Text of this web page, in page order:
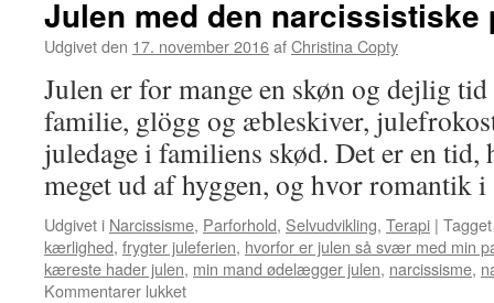
igen?
Julen med den narcissistiske
Udgivet den 17. november 2016afChristina Copty
Julen er for mange en skøn og dejlig
familie, glögg og æbleskiver,
juledage i familiens skød. Det er en tid,
meget ud af hyggen, og hvor
Udgivet i Narcissisme, Parforhold, Selvudvikling, Terapi | Tagget
kærlighed, frygter juleferien, hvorfor er julen så svær med min
kæreste hader julen, min mand ødelægger julen, narcissisme,
Kommentarer lukkettil